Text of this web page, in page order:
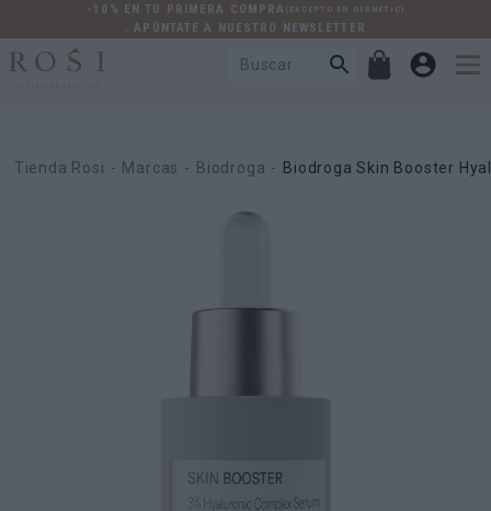
-10% EN TU PRIMERA COMPRA (EXCEPTO EN GERNETIC)
. APÚNTATE A NUESTRO NEWSLETTER
Tienda Rosi Marcas Biodroga Biodroga Skin Booster